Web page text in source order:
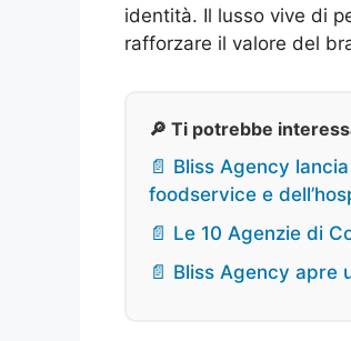
identità. Il lusso vive di
rafforzare il valore del
🔎 Ti potrebbe
📄 Bliss Agency
foodservice e
📄 Le 10 Agenzie di
📄 Bliss Agency